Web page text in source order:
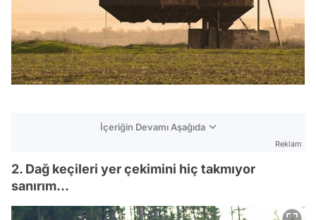
İçeriğin Devamı Aşağıda
Reklam
2. Dağ keçileri yer çekimini hiç takmıyor
sanırım...